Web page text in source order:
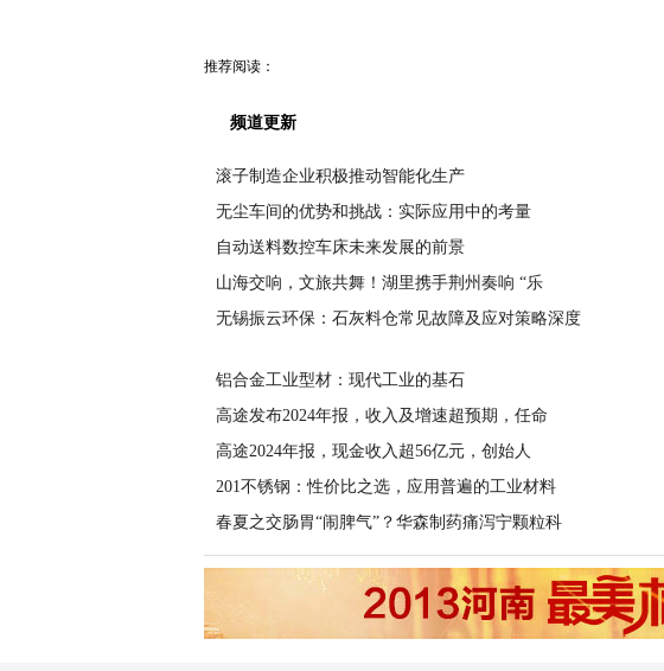
推荐阅读：
频道更新
滚子制造企业积极推动智能化生产
无尘车间的优势和挑战：实际应用中的考量
自动送料数控车床未来发展的前景
山海交响，文旅共舞！湖里携手荆州奏响 “乐
无锡振云环保：石灰料仓常见故障及应对策略深度
铝合金工业型材：现代工业的基石
高途发布2024年报，收入及增速超预期，任命
高途2024年报，现金收入超56亿元，创始人
201不锈钢：性价比之选，应用普遍的工业材料
春夏之交肠胃“闹脾气”？华森制药痛泻宁颗粒科